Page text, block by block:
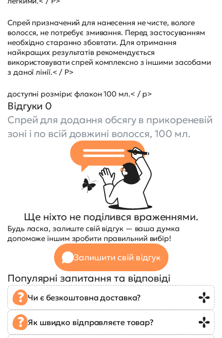
Спрей призначений для нанесення не чисте, вологе
волосся, не потребує змивання. Перед застосуванням
необхідно старанно збовтати. Для отримання
найкращих результатів рекомендується
використовувати спрей комплексно з іншими засобами
з даної лінії.< / P>
доступні розміри: флакон 100 мл.< / p>
Відгуки 0
Спрей для додання обсягу в прикореневій
зоні і по всій довжині волосся, 100 мл.
Ще ніхто не поділився враженнями.
Будь ласка, залиште свій відгук — ваша думка
допоможе іншим зробити правильний вибір!
Залишити свій відгук
Популярні запитання та відповіді
Чи є безкоштовна доставка?
Як швидко відправляєте товар?